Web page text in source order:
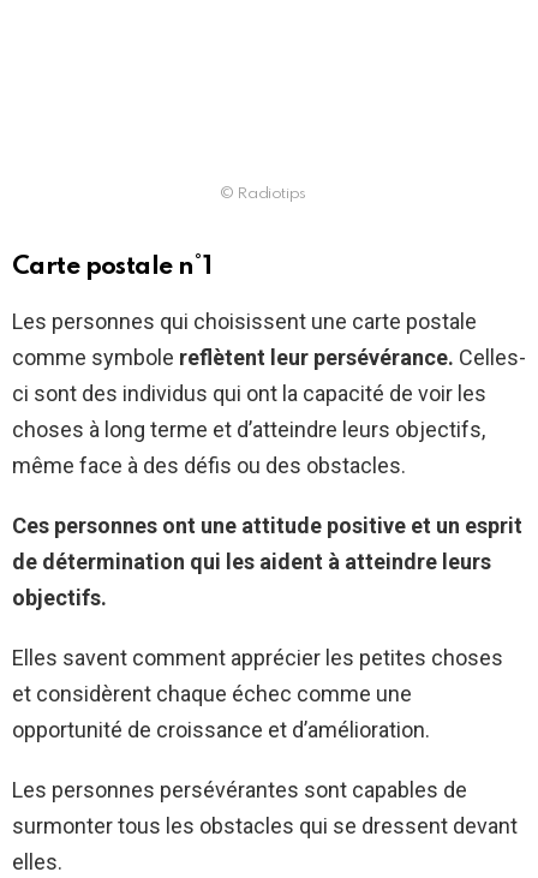
© Radiotips
Carte postale n°1
Les personnes qui choisissent une carte postale
comme symbole reflètent leur persévérance. Celles-
ci sont des individus qui ont la capacité de voir les
choses à long terme et d’atteindre leurs objectifs,
même face à des défis ou des obstacles.
Ces personnes ont une attitude positive et un esprit
de détermination qui les aident à atteindre leurs
objectifs.
Elles savent comment apprécier les petites choses
et considèrent chaque échec comme une
opportunité de croissance et d’amélioration.
Les personnes persévérantes sont capables de
surmonter tous les obstacles qui se dressent devant
elles.